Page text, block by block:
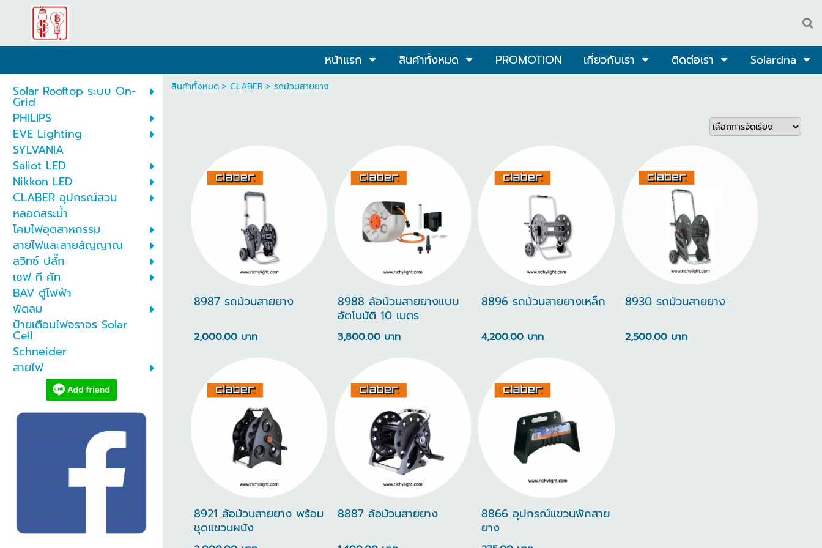
หน้าแรก สินค้าทั้งหมด PROMOTION เกี่ยวกับเรา ติดต่อเรา
Solardna
Solar Rooftop ระบบ On-
Grid
PHILIPS
EVE Lighting
SYLVANIA
Saliot LED
Nikkon LED
CLABER อุปกรณ์สวน
หลอดสระน้ำ
โคมไฟอุตสาหกรรม
สายไฟและสายสัญญาณ
สวิทซ์ ปลั๊ก
เซฟ ที คัท
BAV ตู้ไฟฟ้า
พัดลม
ป้ายเตือนไฟจราจร Solar
Cell
Schneider
สายไฟ
สินค้าทั้งหมด> CLABER > รถม้วนสายยาง
8987 รถม้วนสายยาง
2,000.00 บาท
8988 ล้อม้วนสายยางแบบ
อัตโนมัติ 10 เมตร
3,800.00 บาท
8896 รถม้วนสายยางเหล็ก
4,200.00 บาท
8930 รถม้วนสายยาง
2,500.00 บาท
8921 ล้อม้วนสายยาง พร้อม
ชุดแขวนผนัง
8887 ล้อม้วนสายยาง
8866 อุปกรณ์แขวนพักสาย
ยาง